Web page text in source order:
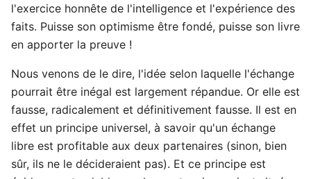
l'exercice honnête de l'intelligence et l'expérience des
faits. Puisse son optimisme être fondé, puisse son livre
en apporter la preuve !
Nous venons de le dire, l'idée selon laquelle l'échange
pourrait être inégal est largement répandue. Or elle est
fausse, radicalement et définitivement fausse. Il est en
effet un principe universel, à savoir qu'un échange
libre est profitable aux deux partenaires (sinon, bien
sûr, ils ne le décideraient pas). Et ce principe est